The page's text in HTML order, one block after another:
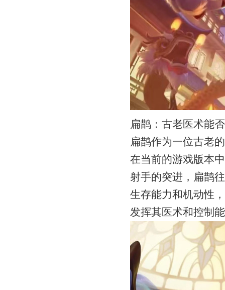
扁鹊：古老医术能
扁鹊作为一位古老
在当前的游戏版本
射手的突进，扁鹊
生存能力和机动性
发挥其医术和控制